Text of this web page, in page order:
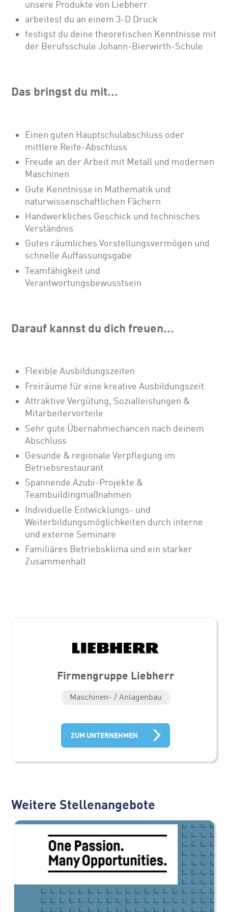
unsere Produkte von Liebherr
arbeitest du an einem 3-D Druck
festigst du deine theoretischen Kenntnisse mit
der Berufsschule Johann-Bierwirth-Schule
Das bringst du mit...
Einen guten Hauptschulabschluss oder
mittlere Reife-Abschluss
Freude an der Arbeit mit Metall und modernen
Maschinen
Gute Kenntnisse in Mathematik und
naturwissenschaftlichen Fächern
Handwerkliches Geschick und technisches
Verständnis
Gutes räumliches Vorstellungsvermögen und
schnelle Auffassungsgabe
Teamfähigkeit und
Verantwortungsbewusstsein
Darauf kannst du dich freuen...
Flexible Ausbildungszeiten
Freiräume für eine kreative Ausbildungszeit
Attraktive Vergütung, Sozialleistungen &
Mitarbeitervorteile
Sehr gute Übernahmechancen nach deinem
Abschluss
Gesunde & regionale Verpflegung im
Betriebsrestaurant
Spannende Azubi-Projekte &
Teambuildingmaßnahmen
Individuelle Entwicklungs- und
Weiterbildungsmöglichkeiten durch interne
und externe Seminare
Familiäres Betriebsklima und ein starker
Zusammenhalt
Firmengruppe Liebherr
Maschinen- / Anlagenbau
ZUM UNTERNEHMEN
Weitere Stellenangebote